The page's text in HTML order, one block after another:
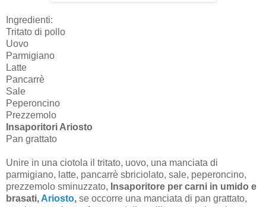
Ingredienti:
Trit ato di pollo
Uovo
Parmigiano
Latte
Pancarrè
Sale
Peperoncino
Prezzemolo
Insaporitori Ariosto
Pan grattato
Unire in una ciotola il tritato, uovo, una manciata di
parmigiano, latte, pancarrè sbriciolato, sale, peperoncino,
prezzemolo sminuzzato, Insaporitore per carni in umido e
brasati , Ariosto, se occorre una manciata di pan grattato,